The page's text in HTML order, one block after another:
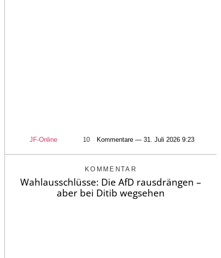
JF-Online 10 Kommentare — 31. Juli 2026 9:23
KOMMENTAR
Wahlausschlüsse: Die AfD rausdrängen –
aber bei Ditib wegsehen